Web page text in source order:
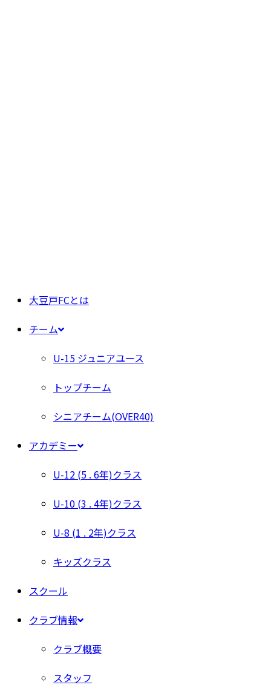
大豆戸FCとは
チーム
U-15 ジュニアユース
トップチーム
シニアチーム(OVER40)
アカデミー
U-12 (5 . 6年)クラス
U-10 (3 . 4年)クラス
U-8 (1 . 2年)クラス
キッズクラス
スクール
クラブ情報
クラブ概要
スタッフ